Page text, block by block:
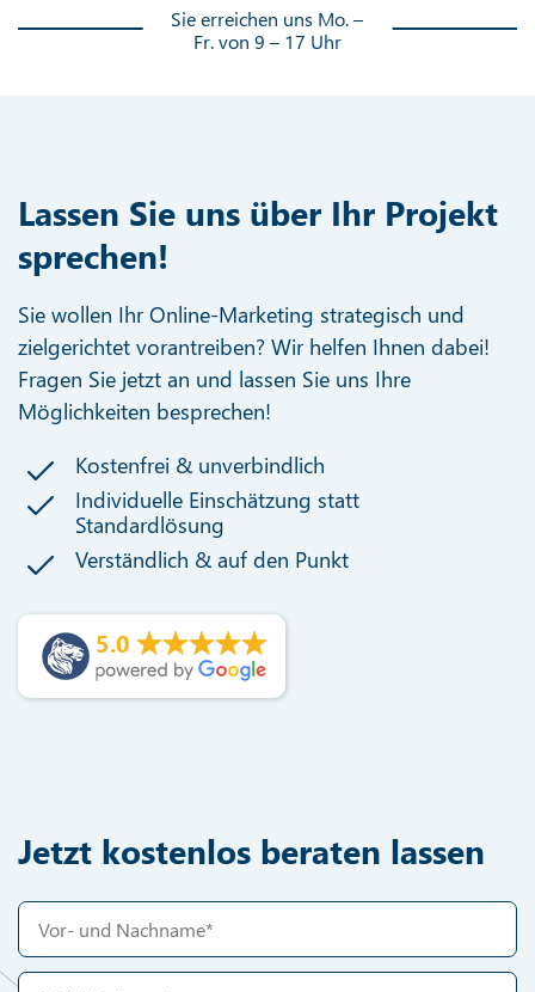
Sie erreichen uns Mo. –
Fr. von 9 – 17 Uhr
Lassen Sie uns über Ihr Projekt
sprechen!
Sie wollen Ihr Online-Marketing strategisch und
zielgerichtet vorantreiben? Wir helfen Ihnen dabei!
Fragen Sie jetzt an und lassen Sie uns Ihre
Möglichkeiten besprechen!
Kostenfrei & unverbindlich
Individuelle Einschätzung statt
Standardlösung
Verständlich & auf den Punkt
5.0
Jetzt kostenlos beraten lassen